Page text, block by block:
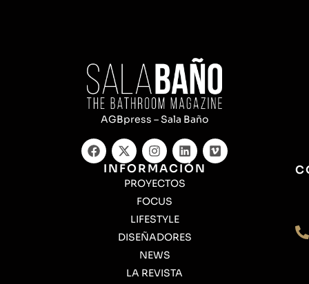
AGBpress – Sala Baño
INFORMACIÓN
PROYECTOS
FOCUS
LIFESTYLE
DISEÑADORES
NEWS
LA REVISTA